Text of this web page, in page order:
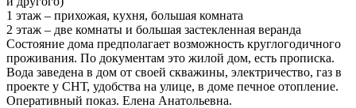
1 этаж – прихожая, кухня, большая комната
2 этаж – две комнаты и большая застекленная веранда
Состояние дома предполагает возможность круглогодичного
проживания. По документам это жилой дом, есть прописка.
Вода заведена в дом от своей скважины, электричество, газ в
проекте у СНТ, удобства на улице, в доме печное отопление.
Оперативный показ. Елена Анатольевна.